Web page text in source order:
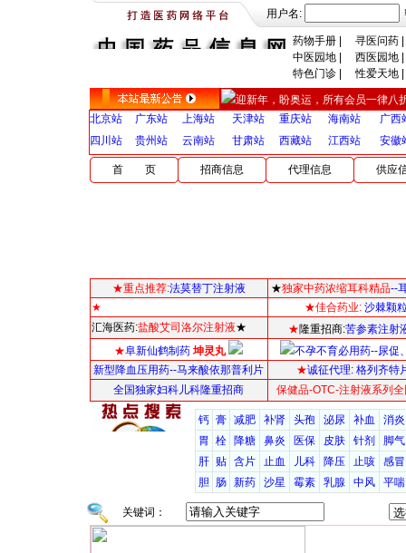
用户名:
药物手册 寻医问药
中医园地
西医园地
特色门诊| 性爱天地|
迎新年，盼奥运，所有会员一律八
北京站
广东站 上海站 天津站 重庆站 海南站
广西
四川站
贵州站 云南站 甘肃站 西藏站 江西站 安徽
首 页 招商信息 代理信息 供应
★重点推荐:法莫替丁注射液 ★独家中药浓缩耳科精品--
★
★佳合药业: 沙棘颗
汇海医药:盐酸艾司洛尔注射液★ ★隆重招商:苦参素注射
★阜新仙鹤制药 坤灵丸
不孕不育必用药--尿促
新型降血压用药--马来酸依那普利片
★诚征代理: 格列齐特
全国独家妇科儿科隆重招商
保健品-OTC-注射液系列
钙 膏 减肥 补肾 头孢 泌尿 补血
消炎
胃 栓 降糖 鼻炎 医保 皮肤 针剂
脚气
肝 贴 含片 止血 儿科 降压 止咳
感冒
胆 肠 新药 沙星 霉素 乳腺 中风 平喘
关键词：